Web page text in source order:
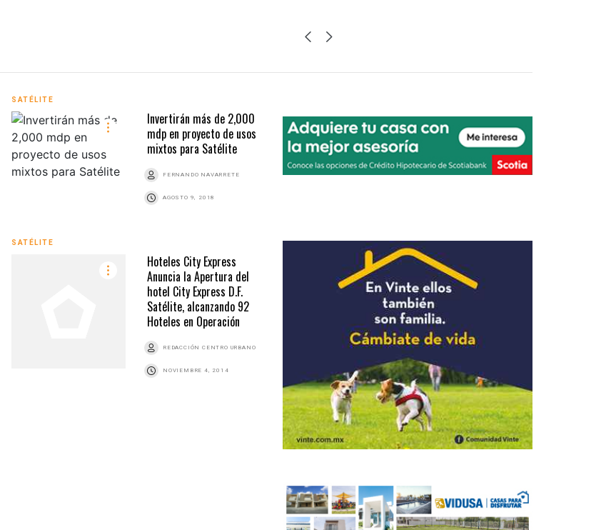
SATÉLITE
Invertirán más de 2,000
mdp en proyecto de usos
mixtos para Satélite
FERNANDO NAVARRETE
AGOSTO 9, 2018
SATÉLITE
Hoteles City Express
Anuncia la Apertura del
hotel City Express D.F.
Satélite, alcanzando 92
Hoteles en Operación
REDACCIÓN CENTRO URBANO
NOVIEMBRE 4, 2014